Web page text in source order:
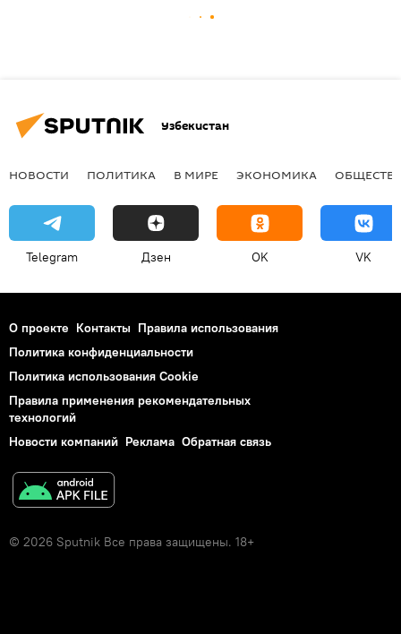
Узбекистан
НОВОСТИ ПОЛИТИКА В МИРЕ ЭКОНОМИКА
Telegram Дзен OK VK
О проекте Контакты Правила использования
Политика конфиденциальности
Политика использования Cookie
Правила применения рекомендательных
технологий
Новости компаний Реклама Обратная связь
© 2026 Sputnik Все права защищены. 18+